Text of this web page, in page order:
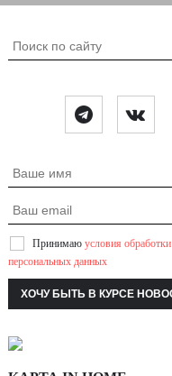
Принимаю условия обработки
персональных данных